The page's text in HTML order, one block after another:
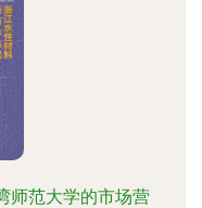
师范大学的市场营